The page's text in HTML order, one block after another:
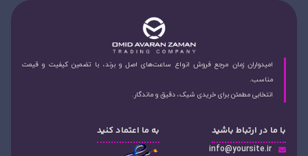
امیدواران زمان مرجع فروش انواع ساعت‌های اصل و برند، با تضمین کیفیت و قیمت
مناسب.
انتخابی مطمئن برای خریدی شیک، دقیق و ماندگار.
با ما در ارتباط باشید
info@yoursite.ir
به ما اعتماد کنید